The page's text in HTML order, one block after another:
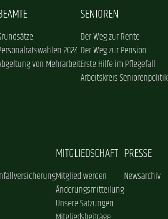
2024
von Mehrarbeit
SENIOREN
Der Weg zur Rente
Der Weg zur Pension
Erste Hilfe im Pflegefall
Arbeitskreis Seniorenpolitik
MITGLIEDSCHAFT
Mitglied werden
Änderungsmitteilung
Unsere Satzungen
PRESSE
Newsarchiv